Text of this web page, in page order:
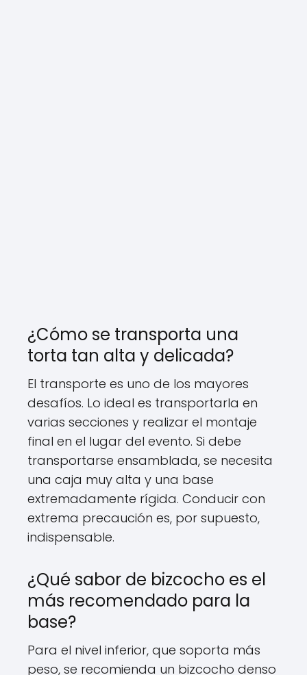
¿Cómo se transporta una
torta tan alta y delicada?
El transporte es uno de los mayores
desafíos. Lo ideal es transportarla en
varias secciones y realizar el montaje
final en el lugar del evento. Si debe
transportarse ensamblada, se necesita
una caja muy alta y una base
extremadamente rígida. Conducir con
extrema precaución es, por supuesto,
indispensable.
¿Qué sabor de bizcocho es el
más recomendado para la
base?
Para el nivel inferior, que soporta más
peso, se recomienda un bizcocho denso